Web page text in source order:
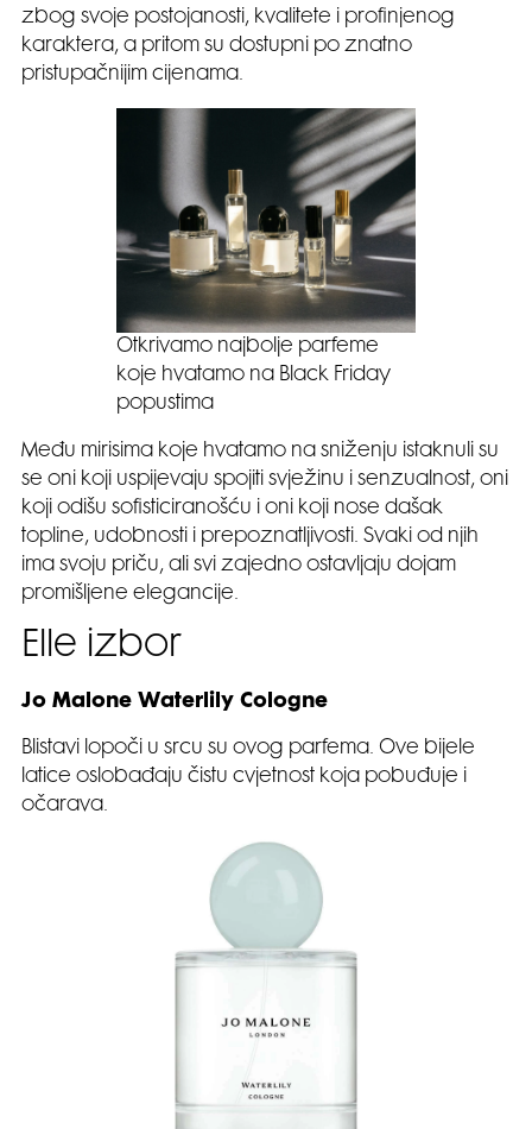
zbog svoje postojanosti, kvalitete i profinjenog
karaktera, a pritom su dostupni po znatno
pristupačnijim cijenama.
Otkrivamo najbolje parfeme
koje hvatamo na Black Friday
popustima
Među mirisima koje hvatamo na sniženju istaknuli su
se oni koji uspijevaju spojiti svježinu i senzualnost, oni
koji odišu sofisticiranošću i oni koji nose dašak
topline, udobnosti i prepoznatljivosti. Svaki od njih
ima svoju priču, ali svi zajedno ostavljaju dojam
promišljene elegancije.
Elle izbor
Jo Malone Waterlily Cologne
Blistavi lopoči u srcu su ovog parfema. Ove bijele
latice oslobađaju čistu cvjetnost koja pobuđuje i
očarava.